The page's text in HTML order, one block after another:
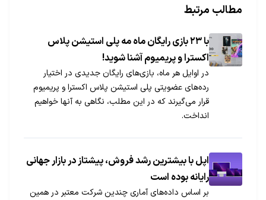
مطالب مرتبط
با ۲۳ بازی رایگان ماه مه پلی استیشن پلاس
اکسترا و پریمیوم آشنا شوید!
در اوایل هر ماه، بازی‌های رایگان جدیدی در اختیار
رده‌های عضویتی پلی استیشن پلاس اکسترا و پریمیوم
قرار می‌گیرند که در این مطلب، نگاهی به آنها خواهیم
انداخت.
اپل با بیشترین رشد فروش، پیشتاز در بازار جهانی
رایانه بوده است
بر اساس داده‌های آماری چندین شرکت معتبر در همین